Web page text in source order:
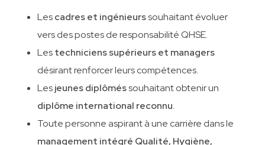
Lescadres et ingénieurssouhaitant évoluer
vers des postes de responsabilité QHSE.
Lestechniciens supérieurs et managers
désirant renforcer leurs compétences.
Lesjeunes diplôméssouhaitant obtenir un
diplôme international reconnu.
Toute personne aspirant à une carrière dans le
management intégré Qualité, Hygiène,